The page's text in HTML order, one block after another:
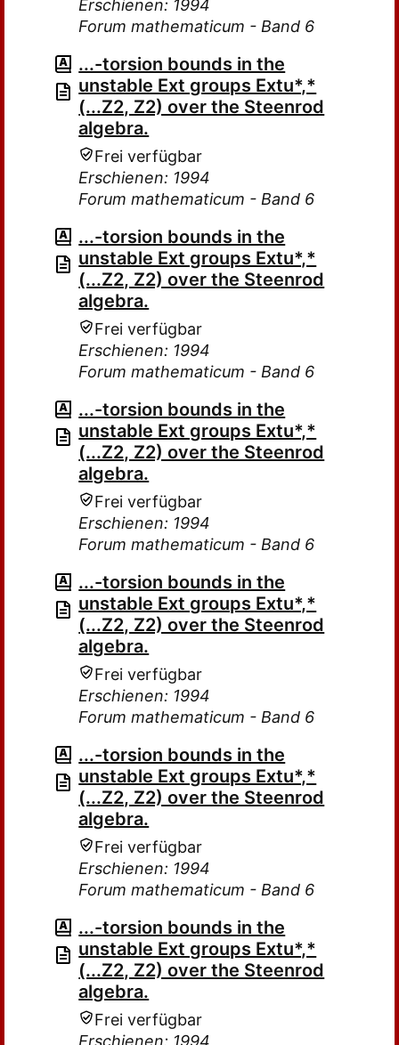
Erschienen: 1994
Forum mathematicum - Band 6
...-torsion bounds in the
unstable Ext groups Extu*,*
(...Z2, Z2) over the Steenrod
algebra.
Frei verfügbar
Erschienen: 1994
Forum mathematicum - Band 6
...-torsion bounds in the
unstable Ext groups Extu*,*
(...Z2, Z2) over the Steenrod
algebra.
Frei verfügbar
Erschienen: 1994
Forum mathematicum - Band 6
...-torsion bounds in the
unstable Ext groups Extu*,*
(...Z2, Z2) over the Steenrod
algebra.
Frei verfügbar
Erschienen: 1994
Forum mathematicum - Band 6
...-torsion bounds in the
unstable Ext groups Extu*,*
(...Z2, Z2) over the Steenrod
algebra.
Frei verfügbar
Erschienen: 1994
Forum mathematicum - Band 6
...-torsion bounds in the
unstable Ext groups Extu*,*
(...Z2, Z2) over the Steenrod
algebra.
Frei verfügbar
Erschienen: 1994
Forum mathematicum - Band 6
...-torsion bounds in the
unstable Ext groups Extu*,*
(...Z2, Z2) over the Steenrod
algebra.
Frei verfügbar
Erschienen: 1994